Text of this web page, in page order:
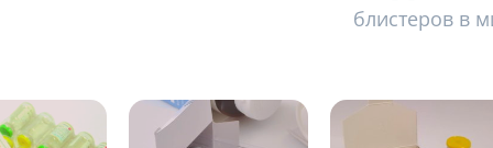
блистеров в